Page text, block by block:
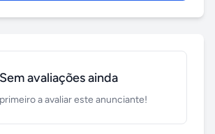
Sem avaliações ainda
a avaliar este anunciante!